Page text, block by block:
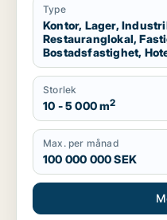
Type
Kontor, Lager,
Restauranglokal,
Bostadsfastighet,
Storlek
10 - 5 000 m2
Max. per månad
100 000 000 SEK